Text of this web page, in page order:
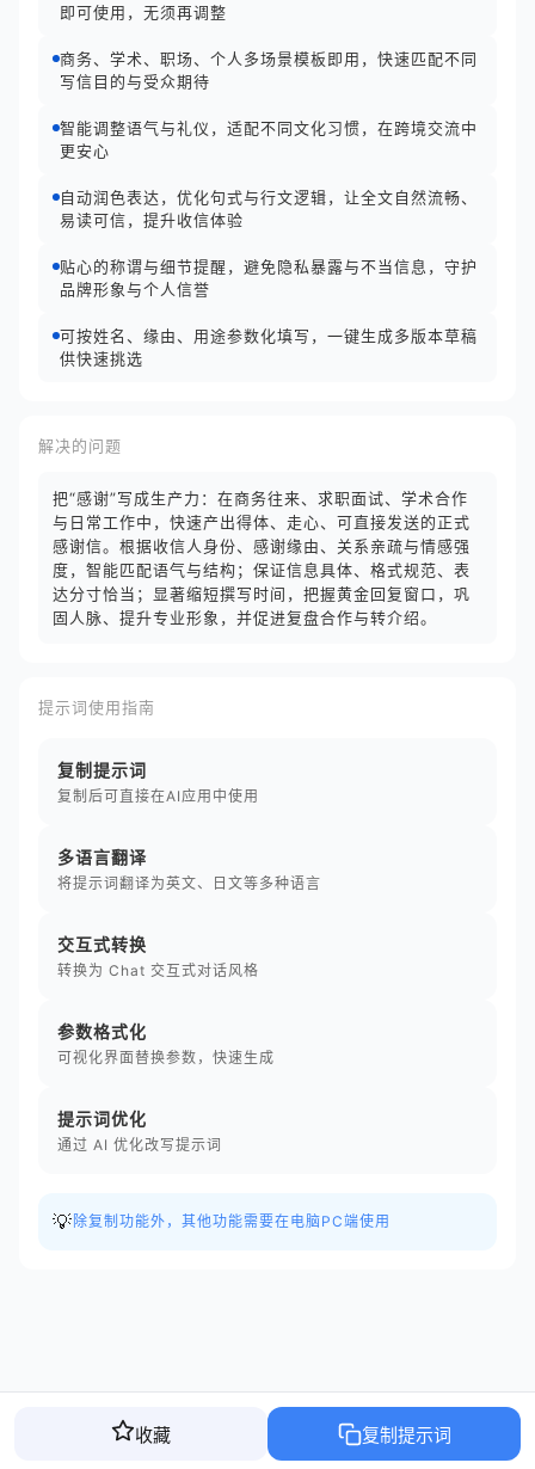
即可使用，无须再调整
商务、学术、职场、个人多场景模板即用，快速匹配不同
写信目的与受众期待
智能调整语气与礼仪，适配不同文化习惯，在跨境交流中
更安心
自动润色表达，优化句式与行文逻辑，让全文自然流畅、
易读可信，提升收信体验
贴心的称谓与细节提醒，避免隐私暴露与不当信息，守护
品牌形象与个人信誉
可按姓名、缘由、用途参数化填写，一键生成多版本草稿
供快速挑选
解决的问题
把“感谢”写成生产力：在商务往来、求职面试、学术合作
与日常工作中，快速产出得体、走心、可直接发送的正式
感谢信。根据收信人身份、感谢缘由、关系亲疏与情感强
度，智能匹配语气与结构；保证信息具体、格式规范、表
达分寸恰当；显著缩短撰写时间，把握黄金回复窗口，巩
固人脉、提升专业形象，并促进复盘合作与转介绍。
提示词使用指南
复制提示词
复制后可直接在AI应用中使用
多语言翻译
将提示词翻译为英文、日文等多种语言
交互式转换
转换为 Chat 交互式对话风格
参数格式化
可视化界面替换参数，快速生成
提示词优化
通过 AI 优化改写提示词
💡 除复制功能外，其他功能需要在电脑PC端使用
收藏 复制提示词